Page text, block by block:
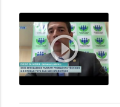
play_circle_outline